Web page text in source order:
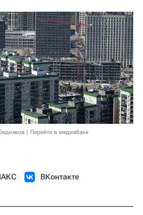
Перейти в медиабанк
ВКонтакте